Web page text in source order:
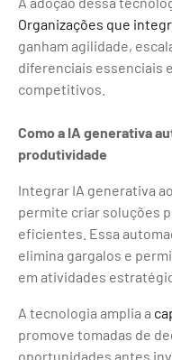
Organizações que
ganham agilidade,
diferenciais essenciais
competitivos.
Como a IA generativa
produtividade
Integrar IA generativa
permite criar soluções
eficientes. Essa
elimina gargalos e
em atividades
A tecnologia amplia a
promove tomadas de
oportunidades antes